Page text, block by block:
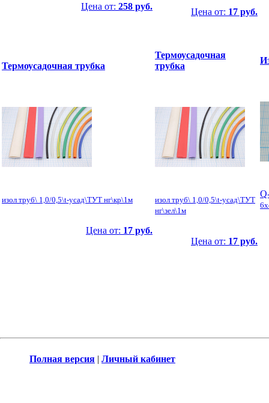
Цена от: 258 руб.
Цена от: 17 руб.
Термоусадочная трубка
изол труб\ 1,0/0,5\t-усад\ТУТ нг\кр\1м
Цена от: 17 руб.
Термоусадочная
трубка
изол труб\ 1,0/0,5\t-усад\ТУТ
нг\зел\1м
Цена от: 17 руб.
Полная версия | Личный кабинет